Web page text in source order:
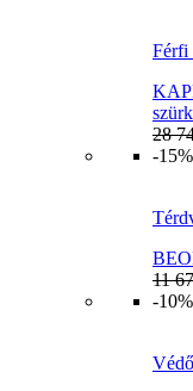
Férfi
28
-15%
11
-10%